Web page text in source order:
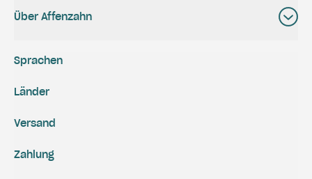
Über Affenzahn
Versand
Zahlung
Sprachen
Länder